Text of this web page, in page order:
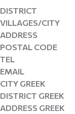
DISTRICT
VILLAGES/CITY
ADDRESS
POSTAL CODE
TEL
EMAIL
CITY GREEK
DISTRICT GREEK
ADDRESS GREEK